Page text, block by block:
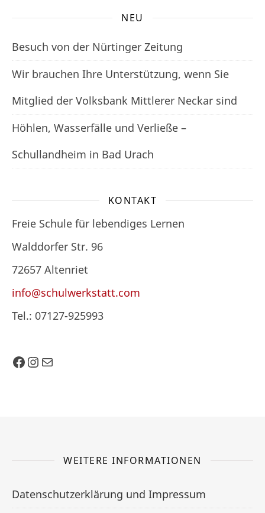
NEU
Besuch von der Nürtinger Zeitung
Wir brauchen Ihre Unterstützung, wenn Sie
Mitglied der Volksbank Mittlerer Neckar sind
Höhlen, Wasserfälle und Verließe –
Schullandheim in Bad Urach
KONTAKT
Freie Schule für lebendiges Lernen
Walddorfer Str. 96
72657 Altenriet
info@schulwerkstatt.com
Tel.: 07127-925993
Facebook
Instagram
E-Mail
WEITERE INFORMATIONEN
Datenschutzerklärung und Impressum